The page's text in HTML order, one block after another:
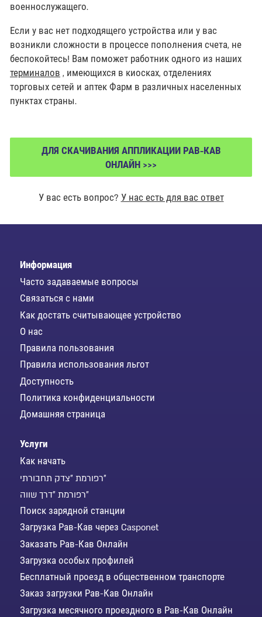
военнослужащего.
Если у вас нет подходящего устройства или у вас
возникли сложности в процессе пополнения счета, не
беспокойтесь! Вам поможет работник одного из наших
терминалов , имеющихся в киосках, отделениях
торговых сетей и аптек Фарм в различных населенных
пунктах страны.
ДЛЯ СКАЧИВАНИЯ АППЛИКАЦИИ РАВ-КАВ
ОНЛАЙН >>>
У вас есть вопрос? У нас есть для вас ответ
Информация
Часто задаваемые вопросы
Связаться с нами
Как достать считывающее устройство
О нас
Правила пользования
Правила использования льгот
Доступность
Политика конфиденциальности
Домашняя страница
Услуги
Как начать
רפורמת "צדק תחבורתי"
רפורמת "דרך שווה"
Поиск зарядной станции
Загрузка Рав-Кав через Casponet
Заказать Рав-Кав Онлайн
Загрузка особых профилей
Бесплатный проезд в общественном транспорте
Заказ загрузки Рав-Кав Онлайн
Загрузка месячного проездного в Рав-Кав Онлайн